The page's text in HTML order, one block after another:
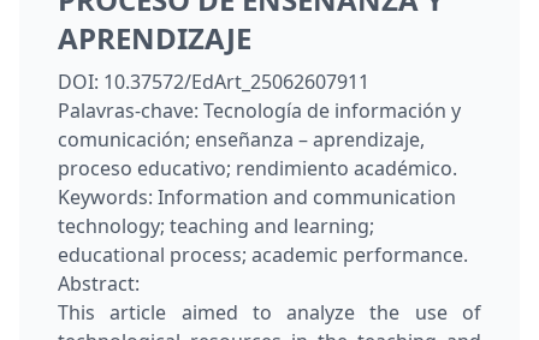
APRENDIZAJE
DOI: 10.37572/EdArt_25062607911
Palavras-chave: Tecnología de información y
comunicación; enseñanza – aprendizaje,
proceso educativo; rendimiento académico.
Keywords: Information and communication
technology; teaching and learning;
educational process; academic performance.
Abstract:
This article aimed to analyze the use of